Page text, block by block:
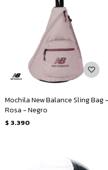
Mochila New Balance Sling Bag -
Rosa - Negro
$ 3.390